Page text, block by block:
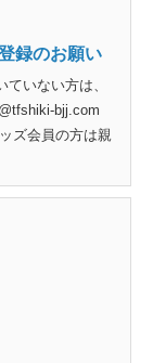
録のお願い
いない方は、
bjj.com
ズ会員の方は親